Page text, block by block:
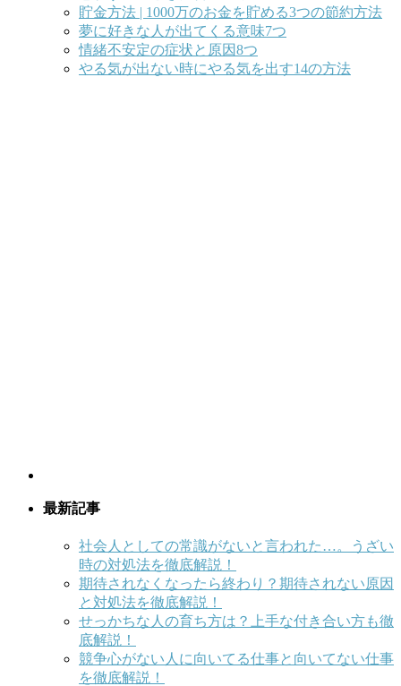
貯金方法 | 1000万のお金を貯める3つの節約方法
夢に好きな人が出てくる意味7つ
情緒不安定の症状と原因8つ
やる気が出ない時にやる気を出す14の方法
最新記事
社会人としての常識がないと言われた…。うざい
時の対処法を徹底解説！
期待されなくなったら終わり？期待されない原因
と対処法を徹底解説！
せっかちな人の育ち方は？上手な付き合い方も徹
底解説！
競争心がない人に向いてる仕事と向いてない仕事
を徹底解説！